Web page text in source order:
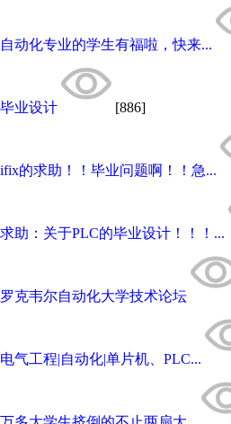
自动化专业的学生有福啦，快来...
毕业设计 [886]
ifix的求助！！毕业问题啊！！急...
求助：关于PLC的毕业设计！！！...
罗克韦尔自动化大学技术论坛
电气工程|自动化|单片机、PLC...